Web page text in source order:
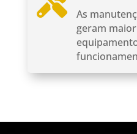
As
geram